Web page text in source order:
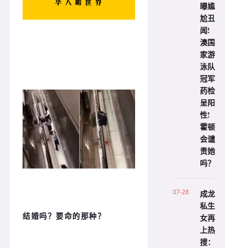
结婚吗？要命的那种？
曝尴
尬丑
闻!
澳国
家游
泳队
冠军
药检
呈阳
性!
霍顿
会谴
责她
吗？
07-28
成龙
私生
女再
上热
搜：